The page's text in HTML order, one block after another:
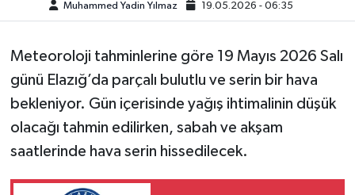
Muhammed Yadin Yılmaz 19.05.2026 - 06:35
Meteoroloji tahminlerine göre 19 Mayıs 2026 Salı
günü Elazığ’da parçalı bulutlu ve serin bir hava
bekleniyor. Gün içerisinde yağış ihtimalinin düşük
olacağı tahmin edilirken, sabah ve akşam
saatlerinde hava serin hissedilecek.
ÖZEL HABER
POLİTİKA
SAĞLIK
SİYASET
SPOR